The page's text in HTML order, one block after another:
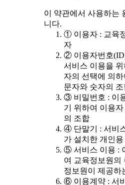
이 약관에서 사용하는
니다.
① 이용자 : 교육
자
② 이용자번호
서비스 이용을
자의 선택에 의
문자와 숫자의
③ 비밀번호 : 이
기 위하여 이용
의 조합
④ 단말기 : 서비
가 설치한 개인용
⑤ 서비스 이용 :
여 교육정보원의
정보원이 제공하
⑥ 이용계약 : 서